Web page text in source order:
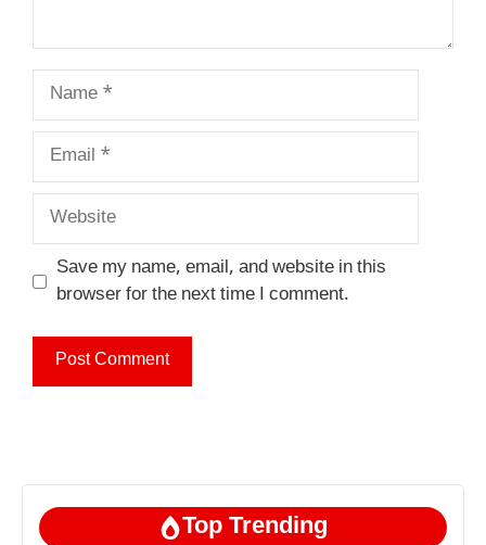
Name
Email
Website
Save my name, email, and website in this
browser for the next time I comment.
Top Trending